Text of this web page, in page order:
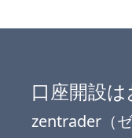
口座開設
zentrader（